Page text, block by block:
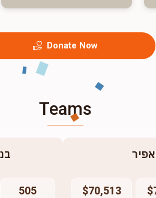
Donate Now
Teams
505 $70,513